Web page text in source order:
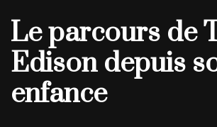
Le parcours de
Edison depuis
enfance